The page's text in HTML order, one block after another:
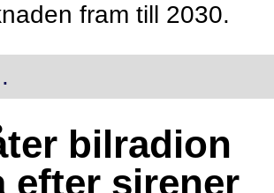
fram till 2030.
bilradion
efter sirener